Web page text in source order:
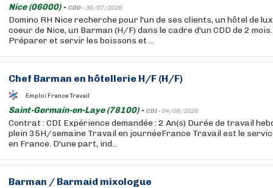
Nice (06000) - CDD - 30/07/2026
Domino RH Nice recherche pour l'un de ses clients, un hôtel de
coeur de Nice, un Barman (H/F) dans le cadre d'un CDD de 2
Préparer et servir les boissons et ...
Chef Barman en hôtellerie H/F (H/F)
Emploi France Travail
Saint-Germain-en-Laye (78100) - CDI - 04/08/2026
Contrat : CDI Expérience demandée : 2 An(s) Durée de travail
plein 35H/semaine Travail en journéeFrance Travail est le
en France. D'une part, ind...
Barman / Barmaid mixologue